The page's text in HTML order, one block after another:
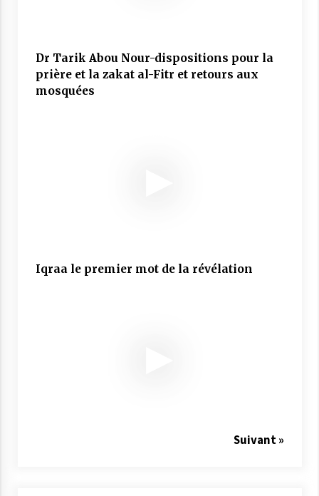
Dr Tarik Abou Nour-dispositions pour la
prière et la zakat al-Fitr et retours aux
mosquées
Iqraa le premier mot de la révélation
Suivant »